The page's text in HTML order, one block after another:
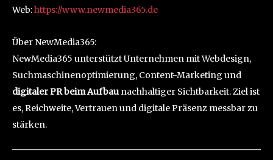
Web:https://www.newmedia365.de
Über NewMedia365:
NewMedia365 unterstützt Unternehmen mit Webdesign,
Suchmaschinenoptimierung, Content-Marketing und
digitaler PR beim Aufbau nachhaltiger Sichtbarkeit. Ziel ist
es, Reichweite, Vertrauen und digitale Präsenz messbar zu
stärken.